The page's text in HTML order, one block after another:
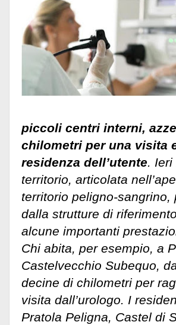
piccoli centri interni,
chilometri per una visita
residenza dell’utente. Ieri
territorio, articolata
territorio peligno-
dalla strutture di
alcune importanti
Chi abita, per esempio, a
Castelvecchio Subequo,
decine di chilometri per
visita dall’urologo. I
Pratola Peligna, Castel di